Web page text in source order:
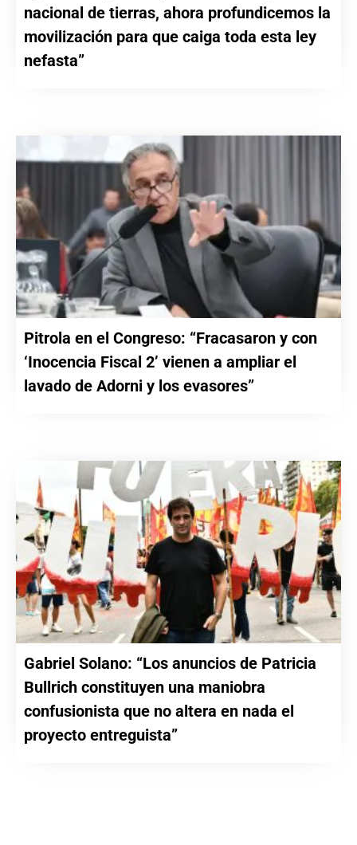
nacional de tierras, ahora profundicemos la
movilización para que caiga toda esta ley
nefasta”
Pitrola en el Congreso: “Fracasaron y con
‘Inocencia Fiscal 2’ vienen a ampliar el
lavado de Adorni y los evasores”
Gabriel Solano: “Los anuncios de Patricia
Bullrich constituyen una maniobra
confusionista que no altera en nada el
proyecto entreguista”